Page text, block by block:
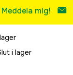
Meddela mig!
i lager